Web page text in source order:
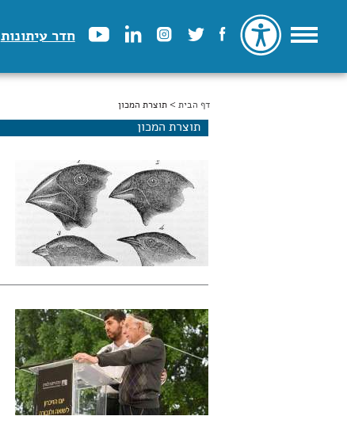
חדר עיתונות
הינך נמצא כאן
דף הבית > תוצרת המכון
תוצרת המכון